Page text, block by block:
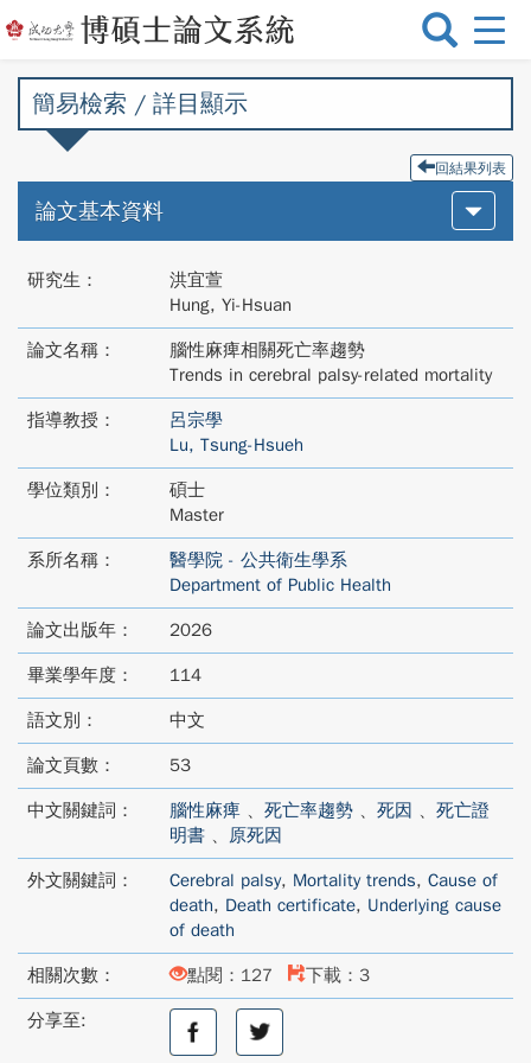
選
切
簡易檢索 / 詳目顯示
回結果列表
論文基本資料
研究生：
洪宜萱
Hung, Yi-Hsuan
論文名稱：
腦性麻痺相關死亡率趨勢
Trends in cerebral palsy-related mortality
指導教授：
呂宗學
Lu, Tsung-Hsueh
學位類別：
碩士
Master
系所名稱：
醫學院 - 公共衛生學系
Department of Public Health
論文出版年： 2026
畢業學年度： 114
語文別： 中文
論文頁數： 53
中文關鍵詞： 腦性麻痺 、 死亡率趨勢 、 死因 、 死亡證
明書 、 原死因
外文關鍵詞： Cerebral palsy, Mortality trends, Cause of
death, Death certificate, Underlying cause
of death
相關次數： 點閱：127 下載：3
分享至:
分
分
享